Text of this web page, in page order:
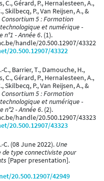
C., Gérard, P., Hernalesteen, A.,
Skilbecq, P., Van Reijsen, A., &
Consortium 5 : Formation
et numérique -
- Année 6. (1).
handle/20.500.12907/43322
20.500.12907/43322
Barrier, T., Damouche, H.,
C., Gérard, P., Hernalesteen, A.,
Skilbecq, P., Van Reijsen, A., &
Consortium 5 : Formation
et numérique -
- Année 6. (2).
handle/20.500.12907/43323
20.500.12907/43323
C. (08 June 2022). Une
type connectiviste pour
[Paper presentation].
20.500.12907/42949